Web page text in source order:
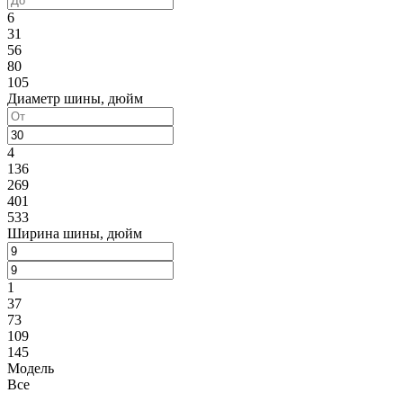
6
31
56
80
105
Диаметр шины, дюйм
4
136
269
401
533
Ширина шины, дюйм
1
37
73
109
145
Модель
Все